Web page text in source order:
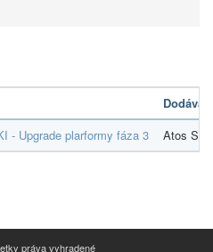
- Upgrade plarformy fáza 3 Atos
práva vyhradené